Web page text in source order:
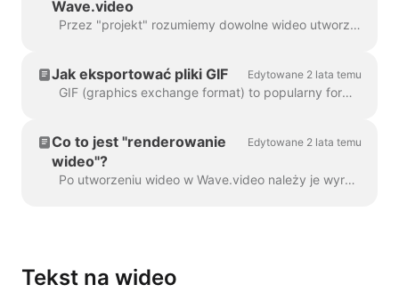
Wave.video
Przez "projekt" rozumiemy dowolne wideo utworzone w Wave.video. Oto jak utworzyć nowy projekt. Możesz wybrać i dostosować szablon wideo na stronie ...
Jak eksportować pliki GIF Edytowane 2 lata temu
GIF (graphics exchange format) to popularny format używany od końca lat 80. do udostępniania obrazów i krótkich animacji. GIF-y mogą przechowywać tylko 256 kolorów, co...
Co to jest "renderowanie
wideo"?
Edytowane 2 lata temu
Po utworzeniu wideo w Wave.video należy je wyrenderować, aby móc udostępnić je w mediach społecznościowych lub pobrać bezpośrednio na komputer....
Tekst na wideo